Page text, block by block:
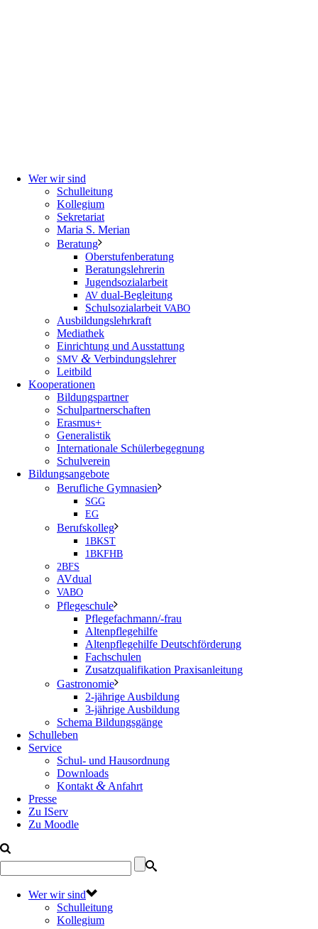
Wer wir sind
Schulleitung
Kollegium
Sekretariat
Maria S. Merian
Beratung
Oberstufenberatung
Beratungslehrerin
Jugendsozialarbeit
AV dual-Begleitung
Schulsozialarbeit VABO
Ausbildungslehrkraft
Mediathek
Einrichtung und Ausstattung
SMV & Verbindungslehrer
Leitbild
Kooperationen
Bildungspartner
Schulpartnerschaften
Erasmus+
Generalistik
Internationale Schülerbegegnung
Schulverein
Bildungsangebote
Berufliche Gymnasien
SGG
EG
Berufskolleg
1BKST
1BKFHB
2BFS
AVdual
VABO
Pflegeschule
Pflegefachmann/-frau
Altenpflegehilfe
Altenpflegehilfe Deutschförderung
Fachschulen
Zusatzqualifikation Praxisanleitung
Gastronomie
2-jährige Ausbildung
3-jährige Ausbildung
Schema Bildungsgänge
Schulleben
Service
Schul- und Hausordnung
Downloads
Kontakt & Anfahrt
Presse
Zu IServ
Zu Moodle
Wer wir sind
Schulleitung
Kollegium